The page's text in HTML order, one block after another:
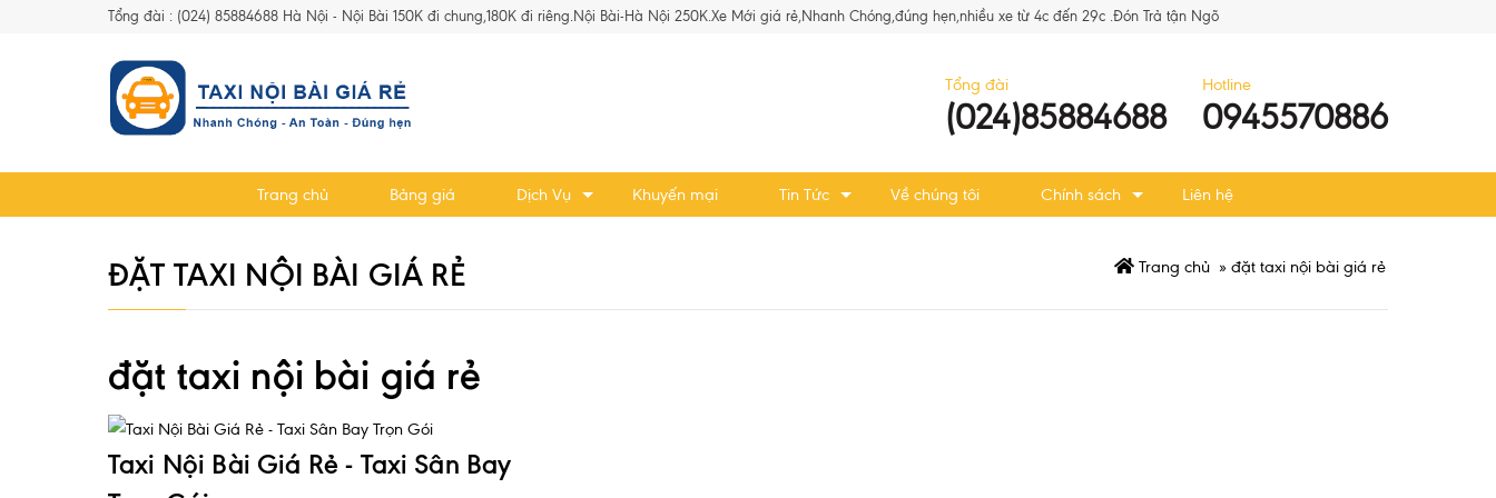
Tổng đài : (024) 85884688 Hà Nội - Nội Bài 150K đi chung,180K đi riêng.Nội Bài-Hà Nội 250K.Xe Mới giá rẻ,Nhanh Chóng,đúng hẹn,nhiều xe từ 4c đến 29c .Đón Trả tận Ngõ
Tổng đài
(024)85884688
Hotline
0945570886
Trang chủ Bảng giá Dịch Vụ Khuyến mại Tin Tức Về chúng tôi Chính sách Liên hệ
ĐẶT TAXI NỘI BÀI GIÁ RẺ Trang chủ » đặt taxi nội bài giá rẻ
đặt taxi nội bài giá rẻ
Taxi Nội Bài Giá Rẻ - Taxi Sân Bay